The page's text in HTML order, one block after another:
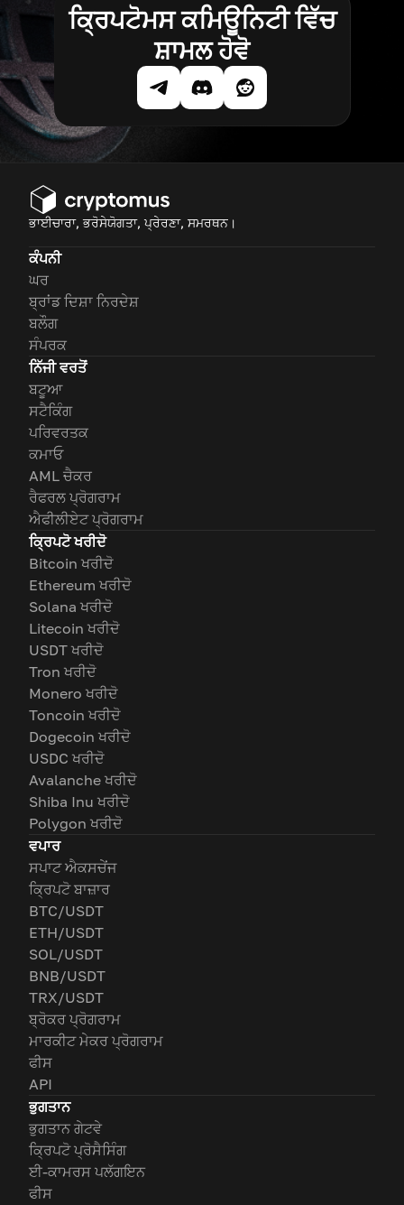
ਕ੍ਰਿਪਟੋਮਸ ਕਮਿਊਨਿਟੀ ਵਿੱਚ
ਸ਼ਾਮਲ ਹੋਵੋ
ਭਾਈਚਾਰਾ, ਭਰੋਸੇਯੋਗਤਾ, ਪ੍ਰੇਰਣਾ, ਸਮਰਥਨ।
ਕੰਪਨੀ
ਘਰ
ਬ੍ਰਾਂਡ ਦਿਸ਼ਾ ਨਿਰਦੇਸ਼
ਬਲੌਗ
ਸੰਪਰਕ
ਨਿੱਜੀ ਵਰਤੋਂ
ਬਟੂਆ
ਸਟੈਕਿੰਗ
ਪਰਿਵਰਤਕ
ਕਮਾਓ
AML ਚੈਕਰ
ਰੈਫਰਲ ਪ੍ਰੋਗਰਾਮ
ਐਫੀਲੀਏਟ ਪ੍ਰੋਗਰਾਮ
ਕ੍ਰਿਪਟੋ ਖਰੀਦੋ
Bitcoin ਖਰੀਦੋ
Ethereum ਖਰੀਦੋ
Solana ਖਰੀਦੋ
Litecoin ਖਰੀਦੋ
USDT ਖਰੀਦੋ
Tron ਖਰੀਦੋ
Monero ਖਰੀਦੋ
Toncoin ਖਰੀਦੋ
Dogecoin ਖਰੀਦੋ
USDC ਖਰੀਦੋ
Avalanche ਖਰੀਦੋ
Shiba Inu ਖਰੀਦੋ
Polygon ਖਰੀਦੋ
ਵਪਾਰ
ਸਪਾਟ ਐਕਸਚੇਂਜ
ਕ੍ਰਿਪਟੋ ਬਾਜ਼ਾਰ
BTC/USDT
ETH/USDT
SOL/USDT
BNB/USDT
TRX/USDT
ਬ੍ਰੋਕਰ ਪ੍ਰੋਗਰਾਮ
ਮਾਰਕੀਟ ਮੇਕਰ ਪ੍ਰੋਗਰਾਮ
ਫੀਸ
API
ਭੁਗਤਾਨ
ਭੁਗਤਾਨ ਗੇਟਵੇ
ਕ੍ਰਿਪਟੋ ਪ੍ਰੋਸੈਸਿੰਗ
ਈ-ਕਾਮਰਸ ਪਲੱਗਇਨ
ਫੀਸ